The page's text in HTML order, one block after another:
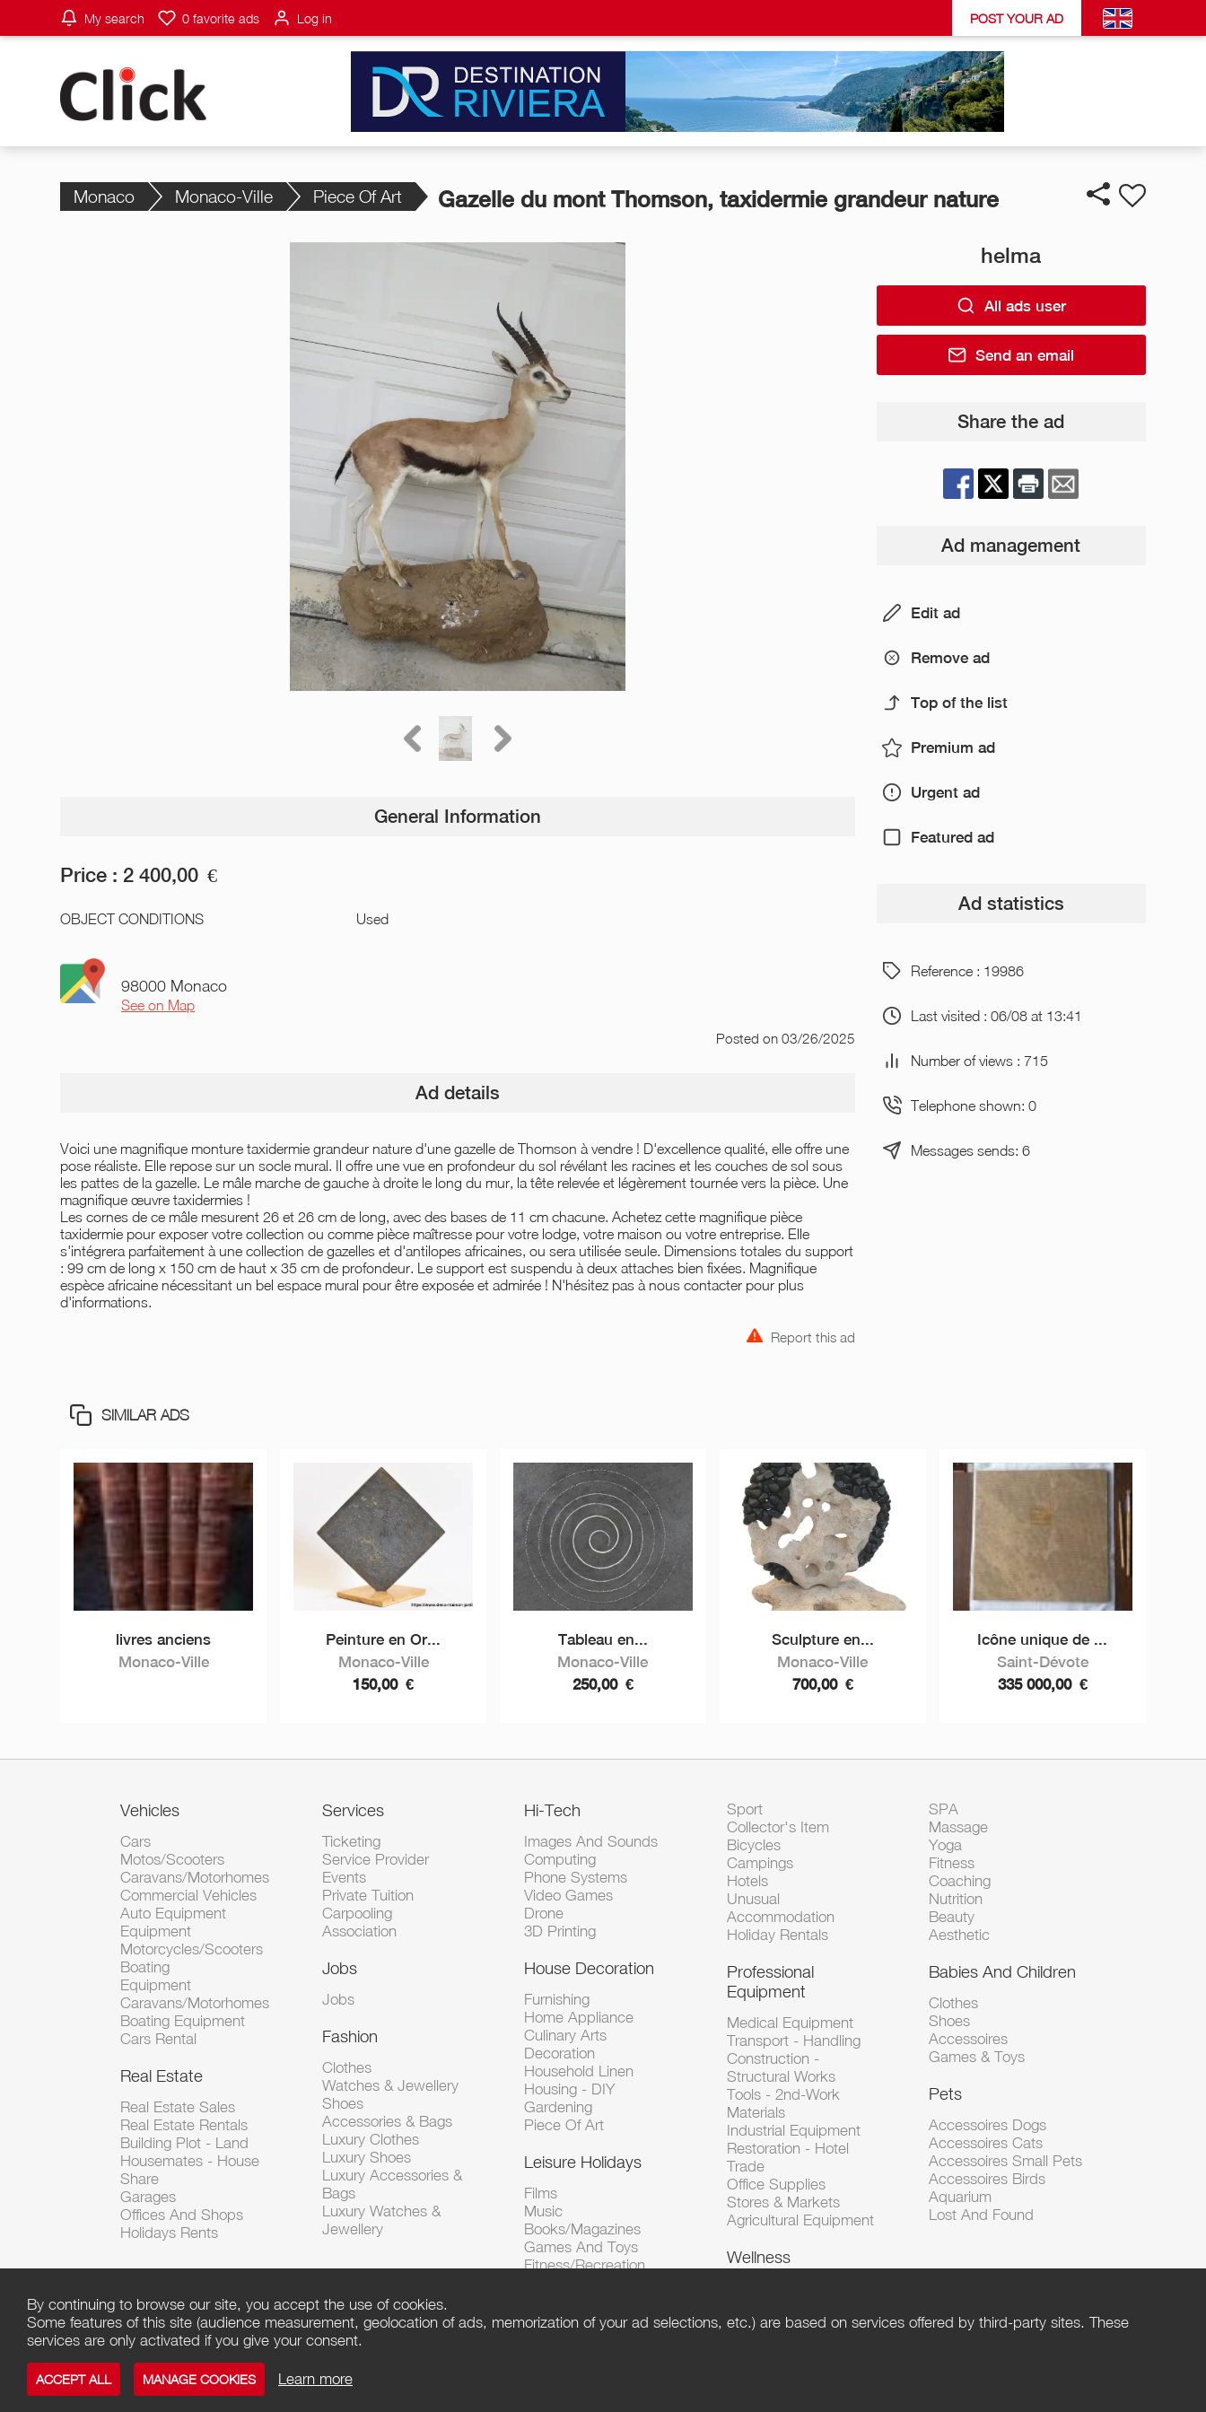
My search 0 favorite ads Log in POST YOUR AD
Monaco Monaco-Ville Piece Of Art Gazelle du mont Thomson, taxidermie grandeur nature
General Information
Price : 2 400,00 €
OBJECT CONDITIONS Used
98000 Monaco
See on Map
Posted on 03/26/2025
Ad details
Voici une magnifique monture taxidermie grandeur nature d'une gazelle de Thomson à vendre ! D'excellence qualité, elle offre une
pose réaliste. Elle repose sur un socle mural. Il offre une vue en profondeur du sol révélant les racines et les couches de sol sous
les pattes de la gazelle. Le mâle marche de gauche à droite le long du mur, la tête relevée et légèrement tournée vers la pièce. Une
magnifique œuvre taxidermies !
Les cornes de ce mâle mesurent 26 et 26 cm de long, avec des bases de 11 cm chacune. Achetez cette magnifique pièce
taxidermie pour exposer votre collection ou comme pièce maîtresse pour votre lodge, votre maison ou votre entreprise. Elle
s'intégrera parfaitement à une collection de gazelles et d'antilopes africaines, ou sera utilisée seule. Dimensions totales du support
: 99 cm de long x 150 cm de haut x 35 cm de profondeur. Le support est suspendu à deux attaches bien fixées. Magnifique
espèce africaine nécessitant un bel espace mural pour être exposée et admirée ! N'hésitez pas à nous contacter pour plus
d'informations.
Report this ad
helma
All ads user
Send an email
Share the ad
Ad management
Edit ad
Remove ad
Top of the list
Premium ad
Urgent ad
Featured ad
Ad statistics
Reference : 19986
Last visited : 06/08 at 13:41
Number of views : 715
Telephone shown: 0
Messages sends: 6
SIMILAR ADS
livres anciens
Monaco-Ville
Peinture en Or...
Monaco-Ville
150,00 €
Tableau en...
Monaco-Ville
250,00 €
Sculpture en...
Monaco-Ville
700,00 €
Icône unique de ...
Saint-Dévote
335 000,00 €
Vehicles
Cars
Motos/Scooters
Caravans/Motorhomes
Commercial Vehicles
Auto Equipment
Equipment
Motorcycles/Scooters
Boating
Equipment
Caravans/Motorhomes
Boating Equipment
Cars Rental
Real Estate
Real Estate Sales
Real Estate Rentals
Building Plot - Land
Housemates - House
Share
Garages
Offices And Shops
Holidays Rents
Services
Ticketing
Service Provider
Events
Private Tuition
Carpooling
Association
Jobs
Jobs
Fashion
Clothes
Watches & Jewellery
Shoes
Accessories & Bags
Luxury Clothes
Luxury Shoes
Luxury Accessories &
Bags
Luxury Watches &
Jewellery
Hi-Tech
Images And Sounds
Computing
Phone Systems
Video Games
Drone
3D Printing
House Decoration
Furnishing
Home Appliance
Culinary Arts
Decoration
Household Linen
Housing - DIY
Gardening
Piece Of Art
Leisure Holidays
Films
Music
Books/Magazines
Games And Toys
Fitness/Recreation
Sport
Collector's Item
Bicycles
Campings
Hotels
Unusual
Accommodation
Holiday Rentals
Professional
Equipment
Medical Equipment
Transport - Handling
Construction -
Structural Works
Tools - 2nd-Work
Materials
Industrial Equipment
Restoration - Hotel
Trade
Office Supplies
Stores & Markets
Agricultural Equipment
Wellness
SPA
Massage
Yoga
Fitness
Coaching
Nutrition
Beauty
Aesthetic
Babies And Children
Clothes
Shoes
Accessoires
Games & Toys
Pets
Accessoires Dogs
Accessoires Cats
Accessoires Small Pets
Accessoires Birds
Aquarium
Lost And Found
Copyright ©Click/ Powered byScript PAG
By continuing to browse our site, you accept the use of cookies.
Some features of this site (audience measurement, geolocation of ads, memorization of your ad selections, etc.) are based on services offered by third-party sites. These
services are only activated if you give your consent.
ACCEPT ALL MANAGE COOKIES Learn more